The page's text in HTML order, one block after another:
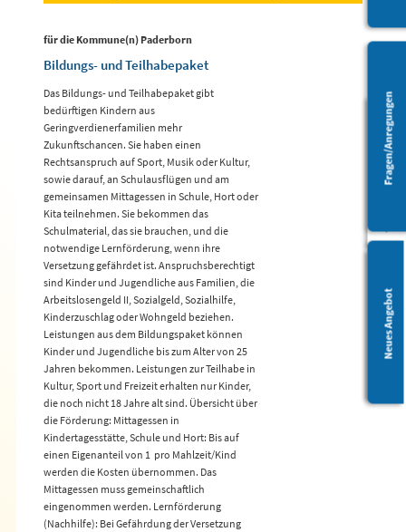
Leichte Sprache
Barrierefreiheit
Neues Angebot
Fragen/Anregungen
für die Kommune(n) Paderborn
Bildungs- und Teilhabepaket
Das Bildungs- und Teilhabepaket gibt
bedürftigen Kindern aus
Geringverdienerfamilien mehr
Zukunftschancen. Sie haben einen
Rechtsanspruch auf Sport, Musik oder Kultur,
sowie darauf, an Schulausflügen und am
gemeinsamen Mittagessen in Schule, Hort oder
Kita teilnehmen. Sie bekommen das
Schulmaterial, das sie brauchen, und die
notwendige Lernförderung, wenn ihre
Versetzung gefährdet ist. Anspruchsberechtigt
sind Kinder und Jugendliche aus Familien, die
Arbeitslosengeld II, Sozialgeld, Sozialhilfe,
Kinderzuschlag oder Wohngeld beziehen.
Leistungen aus dem Bildungspaket können
Kinder und Jugendliche bis zum Alter von 25
Jahren bekommen. Leistungen zur Teilhabe in
Kultur, Sport und Freizeit erhalten nur Kinder,
die noch nicht 18 Jahre alt sind. Übersicht über
die Förderung: Mittagessen in
Kindertagesstätte, Schule und Hort: Bis auf
einen Eigenanteil von 1  pro Mahlzeit/Kind
werden die Kosten übernommen. Das
Mittagessen muss gemeinschaftlich
eingenommen werden. Lernförderung
(Nachhilfe): Bei Gefährdung der Versetzung